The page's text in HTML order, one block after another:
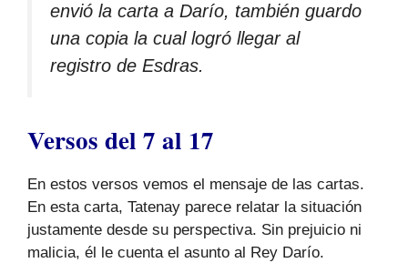
envió la carta a Darío, también guardo
una copia la cual logró llegar al
registro de Esdras.
Versos del 7 al 17
En estos versos vemos el mensaje de las cartas.
En esta carta, Tatenay parece relatar la situación
justamente desde su perspectiva. Sin prejuicio ni
malicia, él le cuenta el asunto al Rey Darío.